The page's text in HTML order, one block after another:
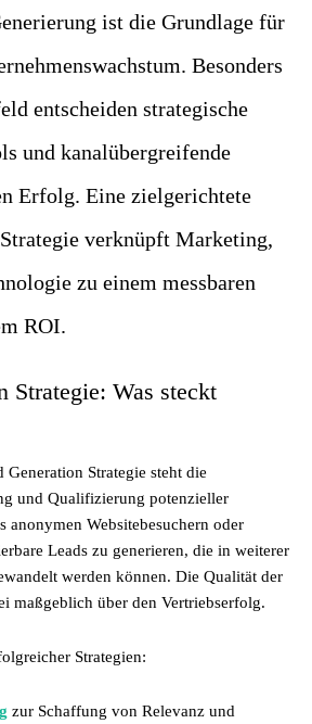
ist die Grundlage für
Besonders
entscheiden strategische
und kanalübergreifende
Erfolg. Eine zielgerichtete
verknüpft Marketing,
zu einem messbaren
ROI.
Strategie: Was steckt
Strategie steht die
und Qualifizierung potenzieller
anonymen Websitebesuchern oder
Leads zu generieren, die in weiterer
werden können. Die Qualität der
maßgeblich über den Vertriebserfolg.
Strategien:
zur Schaffung von Relevanz und